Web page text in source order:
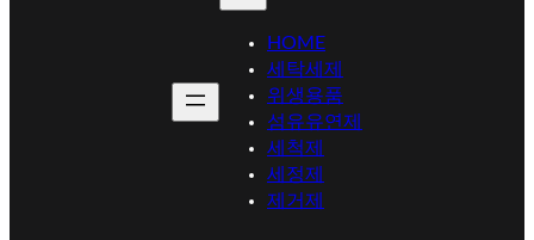
HOME
세탁세제
위생용품
섬유유연제
세척제
세정제
제거제